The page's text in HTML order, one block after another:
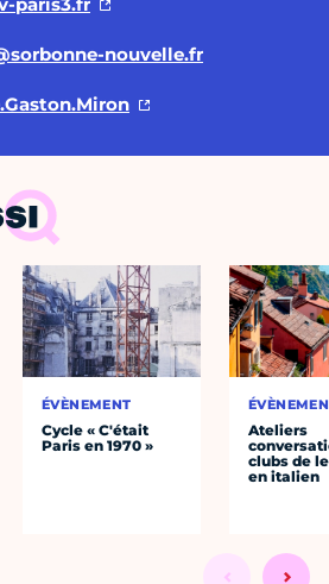
nouvelle.fr
ÉVÈNEMENT
Cycle « C'était
Paris en 1970 »
Ateliers
clubs de
en italien